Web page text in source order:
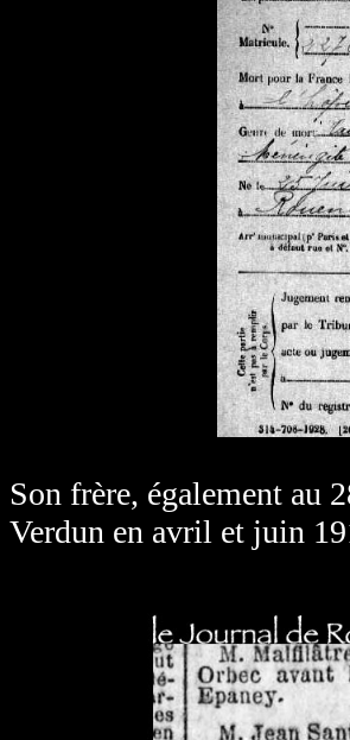
Son frère, également au
Verdun en avril et juin